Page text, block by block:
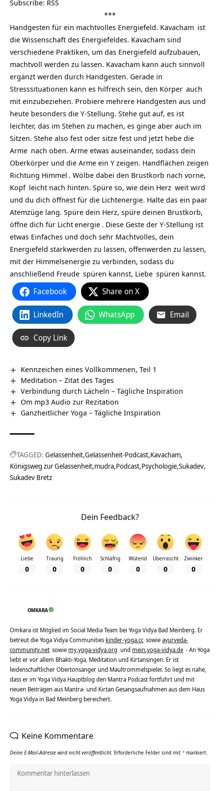
Subscribe: RSS
***
Handgesten für ein machtvolles Energiefeld. Kavacham ist
die Wissenschaft des Energiefeldes. Kavacham sind
verschiedene Praktiken, um das Energiefeld aufzubauen,
machtvoll werden zu lassen. Kavacham kann auch sinnvoll
ergänzt werden durch Handgesten. Gerade in
Stresssituationen kann es hilfreich sein, den Körper auch
mit einzubeziehen. Probiere mehrere Handgesten aus und
heute besonders die Y-Stellung. Stehe gut auf, es ist
leichter, das im Stehen zu machen, es ginge aber auch im
Sitzen. Stehe also fest oder sitze fest und jetzt hebe die
Arme nach oben. Arme etwas auseinander, sodass dein
Oberkörper und die Arme ein Y zeigen. Handflächen zeigen
Richtung Himmel . Wölbe dabei den Brustkorb nach vorne,
Kopf leicht nach hinten. Spüre so, wie dein Herz weit wird
und du dich öffnest für die Lichtenergie. Halte das ein paar
Atemzüge lang. Spüre dein Herz, spüre deinen Brustkorb,
öffne dich für Lichtenergie . Diese Geste der Y-Stellung ist
etwas Einfaches und doch sehr Machtvolles, dein
Energiefeld starkwerden zu lassen, offenwerden zu lassen,
mit der Himmelsenergie zu verbinden, sodass du
anschließend Freude spüren kannst, Liebe spüren kannst.
Facebook Share on X
LinkedIn WhatsApp Email
Copy Link
Kennzeichen eines Vollkommenen, Teil 1
Meditation – Zitat des Tages
Verbindung durch Lächeln – Tägliche Inspiration
Om mp3 Audio zur Rezitation
Ganzheitlicher Yoga – Tägliche Inspiration
TAGGED: Gelassenheit Gelassenheit-Podcast Kavacham
Königsweg zur Gelassenheit mudra Podcast Psychologie Sukadev
Sukadev Bretz
Dein Feedback?
Liebe
0
Traurig
0
Fröhlich
0
Schläfrig
0
Wütend
0
Überrascht
0
Zwinker
0
OMKARA
Omkara ist Mitglied im Social Media Team bei Yoga Vidya Bad Meinberg. Er
betreut die Yoga Vidya Communities kinder-yoga.cc sowieayurveda-
community.net sowie my.yoga-vidya.org und mein.yoga-vidya.de - An Yoga
liebt er vor allem Bhakti-Yoga, Meditation und Kirtansingen. Er ist
leidenschaftlicher Obertonsänger und Maultrommelspieler. So liegt es nahe,
dass er im Yoga Vidya Hauptblog den Mantra Podcast fortführt und mit
neuen Beiträgen aus Mantra- und Kirtan Gesangsaufnahmen aus dem Haus
Yoga Vidya in Bad Meinberg bereichert.
Keine Kommentare
Deine E-Mail-Adresse wird nicht veröffentlicht. Erforderliche Felder sind mit * markiert.